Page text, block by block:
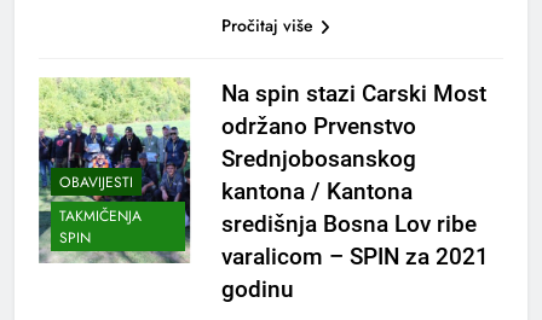
Pročitaj više
OBAVIJESTI
TAKMIČENJA
SPIN
Na spin stazi Carski Most
održano Prvenstvo
Srednjobosanskog
kantona / Kantona
središnja Bosna Lov ribe
varalicom – SPIN za 2021
godinu